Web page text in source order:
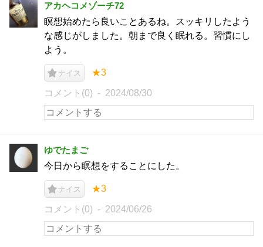
アカヘコメゾーチ72
瞑想始めたら良いことあるね。スッキリしたよう
な感じがしました。朝まで良く眠れる。習慣にし
よう。
ナイス ★3
コメント(0) 2024/08/30
ゆでたまご
今日から瞑想をすることにした。
ナイス ★3
コメント(0) 2024/06/26